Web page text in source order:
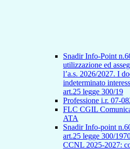
Snadir Info-Point
utilizzazione ed
l’a.s. 2026/2027. I
indeterminato
art.25 legge 300/19
Professione i.r. 07-
FLC CGIL
ATA
Snadir Info-point
art.25 legge 300/
CCNL 2025-2027: